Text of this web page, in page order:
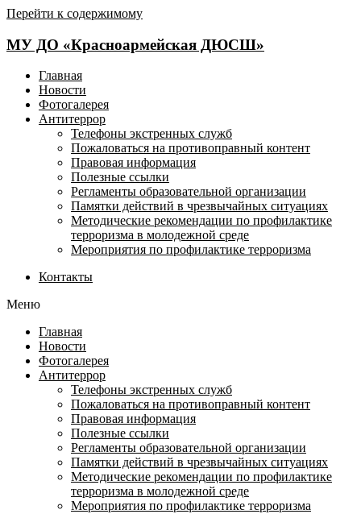
Перейти к содержимому
МУ ДО «Красноармейская ДЮСШ»
Главная
Новости
Фотогалерея
Антитеррор
Телефоны экстренных служб
Пожаловаться на противоправный контент
Правовая информация
Полезные ссылки
Регламенты образовательной организации
Памятки действий в чрезвычайных ситуациях
Методические рекомендации по профилактике
терроризма в молодежной среде
Мероприятия по профилактике терроризма
Контакты
Меню
Главная
Новости
Фотогалерея
Антитеррор
Телефоны экстренных служб
Пожаловаться на противоправный контент
Правовая информация
Полезные ссылки
Регламенты образовательной организации
Памятки действий в чрезвычайных ситуациях
Методические рекомендации по профилактике
терроризма в молодежной среде
Мероприятия по профилактике терроризма